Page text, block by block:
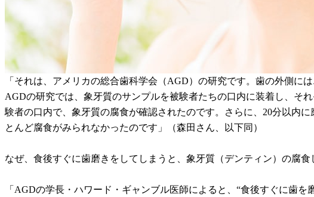
「それは、アメリカの総合歯科学会（AGD）の研究です。歯の外側に
AGDの研究では、象牙質のサンプルを被験者たちの口内に装着し、そ
験者の口内で、象牙質の腐食が確認されたのです。さらに、20分以内
とんど腐食がみられなかったのです」（森田さん、以下同）
なぜ、食後すぐに歯磨きをしてしまうと、象牙質（デンティン）の腐
「AGDの学長・ハワード・ギャンブル医師によると、“食後すぐに歯